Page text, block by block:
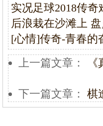
实况足球2018传奇
后浪栽在沙滩上
[心情]传奇-青春的
上一篇文章：
下一篇文章： 棋